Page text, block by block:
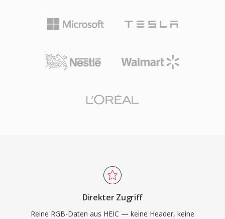
Direkter Zugriff
Reine RGB-Daten aus HEIC — keine Header, keine